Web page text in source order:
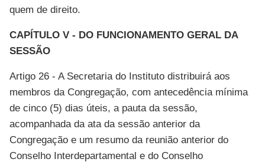
quem de direito.
CAPÍTULO V - DO FUNCIONAMENTO GERAL DA
SESSÃO
Artigo 26 - A Secretaria do Instituto distribuirá aos
membros da Congregação, com antecedência mínima
de cinco (5) dias úteis, a pauta da sessão,
acompanhada da ata da sessão anterior da
Congregação e um resumo da reunião anterior do
Conselho Interdepartamental e do Conselho